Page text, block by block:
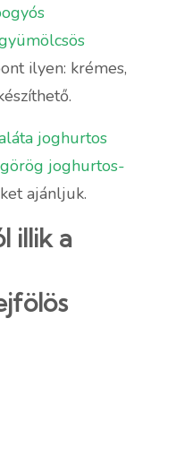
ilyen: krémes,
joghurtos
joghurtos-
ajánljuk.
illik a